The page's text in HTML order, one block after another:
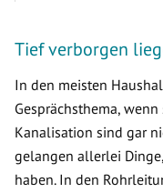
Tief verborgen
In den meisten
Gesprächsthema,
Kanalisation sind gar
gelangen allerlei
haben. In den